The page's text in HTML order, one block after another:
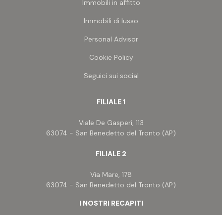
Immobili in affitto
Immobili di lusso
Personal Advisor
Cookie Policy
Seguici sui social
FILIALE 1
Viale De Gasperi, 113
63074 - San Benedetto del Tronto (AP)
FILIALE 2
Via Mare, 178
63074 - San Benedetto del Tronto (AP)
I NOSTRI RECAPITI